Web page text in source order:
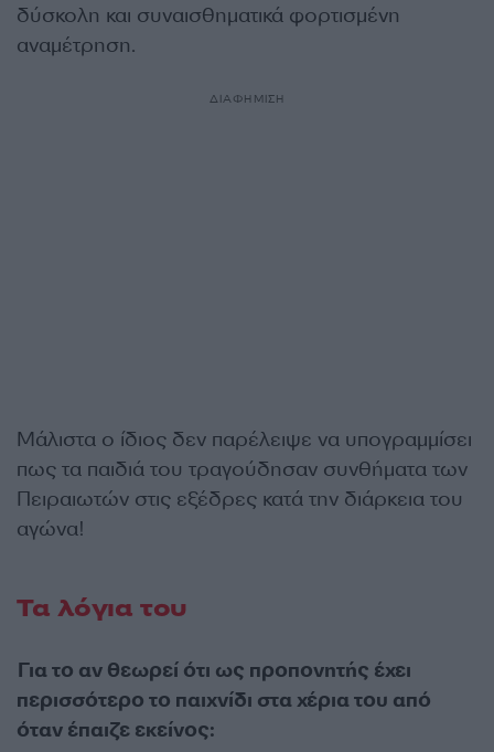
δύσκολη και συναισθηματικά φορτισμένη
αναμέτρηση.
ΔΙΑΦΗΜΙΣΗ
Μάλιστα ο ίδιος δεν παρέλειψε να υπογραμμίσει
πως τα παιδιά του τραγούδησαν συνθήματα των
Πειραιωτών στις εξέδρες κατά την διάρκεια του
αγώνα!
Τα λόγια του
Για το αν θεωρεί ότι ως προπονητής έχει
περισσότερο το παιχνίδι στα χέρια του από
όταν έπαιζε εκείνος: